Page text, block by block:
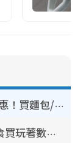
長者優惠｜OK便利店推樂悠咭優惠！買麵包/牛奶/保健品拍卡即減
【8月生日優惠2026】全港85大食買玩著數攻略 自助餐/火鍋放題同行免費＋誠品/DONKI送現金券